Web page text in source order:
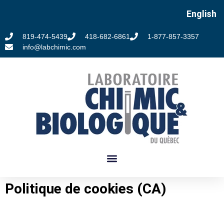
819-474-5439 418-682-6861
1-877-857-3357
info@labchimic.com
English
Politique de cookies (CA)